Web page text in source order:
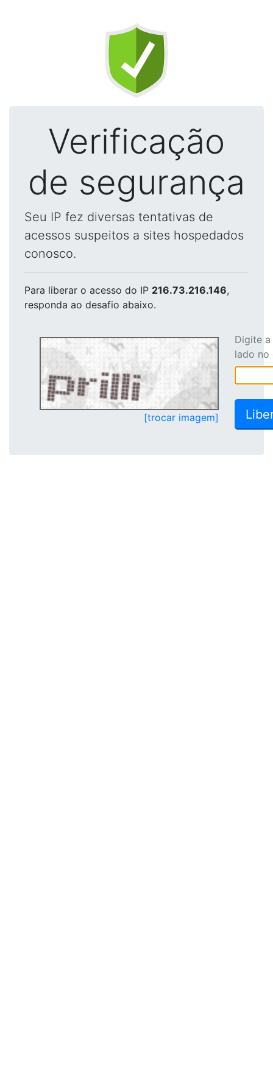
Verificação
de segurança
Seu IP fez diversas tentativas de
acessos suspeitos a sites hospedados
conosco.
Para liberar o acesso do IP 216.73.216.146,
responda ao desafio abaixo.
[trocar imagem]
Digite
lado no